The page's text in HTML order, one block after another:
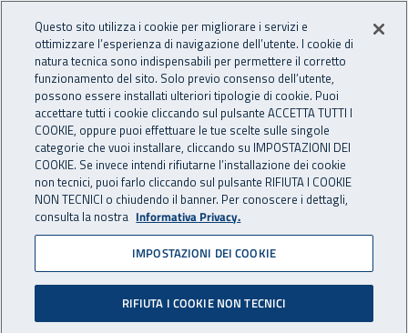
INAIL - Istituto Nazionale
OPENDATA Apri cerca
Navigazione principale
Navigazione - Ti trovi in:
Home Dataset Malattie Professionali Tipologiche
Malattia
asbesto correlata
Malattia asbesto correlata
Area pubblicazione:
Questo sito utilizza i cookie per migliorare i servizi e
ottimizzare l’esperienza di navigazione dell’utente. I cookie di
natura tecnica sono indispensabili per permettere il corretto
funzionamento del sito. Solo previo consenso dell’utente,
possono essere installati ulteriori tipologie di cookie. Puoi
accettare tutti i cookie cliccando sul pulsante ACCETTA TUTTI I
COOKIE, oppure puoi effettuare le tue scelte sulle singole
categorie che vuoi installare, cliccando su IMPOSTAZIONI DEI
COOKIE. Se invece intendi rifiutarne l’installazione dei cookie
non tecnici, puoi farlo cliccando sul pulsante RIFIUTA I COOKIE
NON TECNICI o chiudendo il banner. Per conoscere i dettagli,
consulta la nostra Informativa Privacy.
IMPOSTAZIONI DEI COOKIE
RIFIUTA I COOKIE NON TECNICI